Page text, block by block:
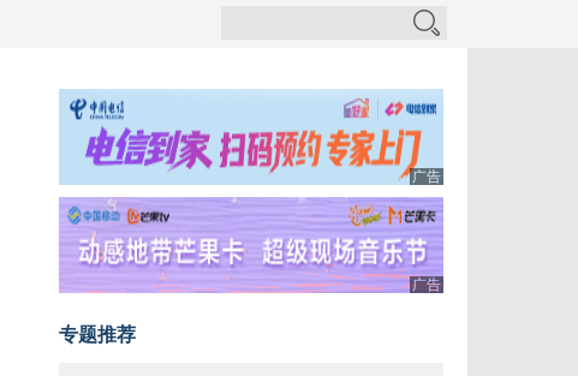
广告
广告
专题推荐